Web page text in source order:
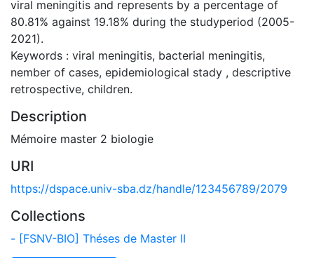
viral meningitis and represents by a percentage of
80.81% against 19.18% during the studyperiod (2005-
2021).
Keywords : viral meningitis, bacterial meningitis,
nember of cases, epidemiological stady , descriptive
retrospective, children.
Description
Mémoire master 2 biologie
URI
https://dspace.univ-sba.dz/handle/123456789/2079
Collections
- [FSNV-BIO] Théses de Master II